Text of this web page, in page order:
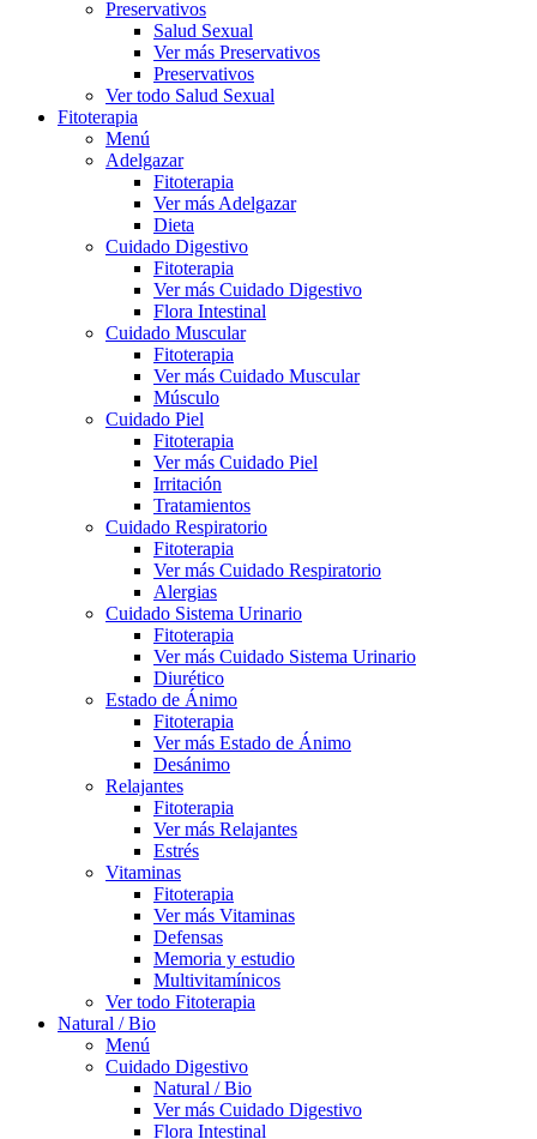
Preservativos
Salud Sexual
Ver más Preservativos
Preservativos
Ver todo Salud Sexual
Fitoterapia
Menú
Adelgazar
Fitoterapia
Ver más Adelgazar
Dieta
Cuidado Digestivo
Fitoterapia
Ver más Cuidado Digestivo
Flora Intestinal
Cuidado Muscular
Fitoterapia
Ver más Cuidado Muscular
Músculo
Cuidado Piel
Fitoterapia
Ver más Cuidado Piel
Irritación
Tratamientos
Cuidado Respiratorio
Fitoterapia
Ver más Cuidado Respiratorio
Alergias
Cuidado Sistema Urinario
Fitoterapia
Ver más Cuidado Sistema Urinario
Diurético
Estado de Ánimo
Fitoterapia
Ver más Estado de Ánimo
Desánimo
Relajantes
Fitoterapia
Ver más Relajantes
Estrés
Vitaminas
Fitoterapia
Ver más Vitaminas
Defensas
Memoria y estudio
Multivitamínicos
Ver todo Fitoterapia
Natural / Bio
Menú
Cuidado Digestivo
Natural / Bio
Ver más Cuidado Digestivo
Flora Intestinal